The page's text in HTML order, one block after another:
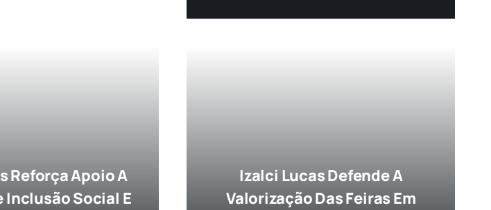
Reforça Apoio A
Inclusão Social E
Izalci Lucas Defende A
Valorização Das Feiras Em